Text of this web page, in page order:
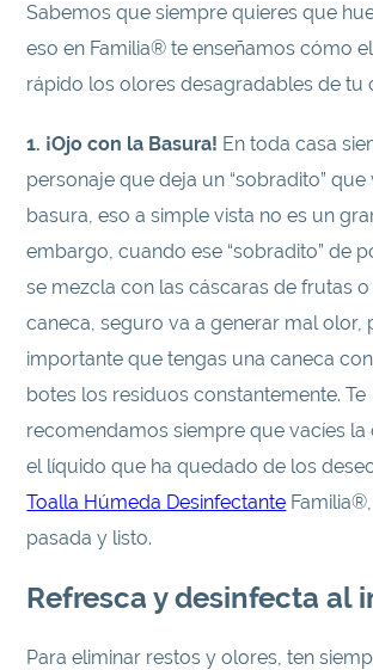
Sabemos que siempre quieres que
eso en Familia® te enseñamos cómo
rápido los olores desagradables de tu
1. ¡Ojo con la Basura! En toda casa
personaje que deja un “sobradito”
basura, eso a simple vista no es un
embargo, cuando ese “sobradito” de
se mezcla con las cáscaras de frutas
caneca, seguro va a generar mal olor,
importante que tengas una caneca
botes los residuos constantemente. Te
recomendamos siempre que vacíes la
el líquido que ha quedado de los
Toalla Húmeda Desinfectante
pasada y listo.
Refresca y desinfecta al
Para eliminar restos y olores, ten